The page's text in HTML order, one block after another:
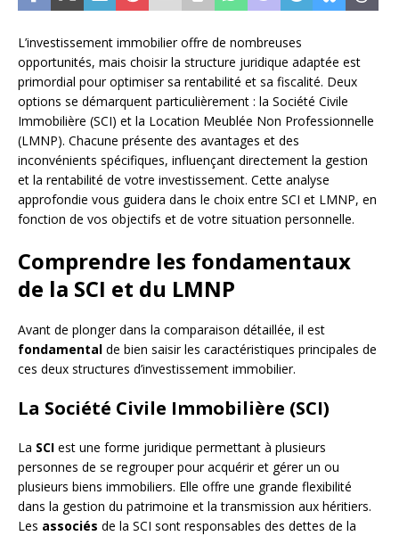
L’investissement immobilier offre de nombreuses
opportunités, mais choisir la structure juridique adaptée est
primordial pour optimiser sa rentabilité et sa fiscalité. Deux
options se démarquent particulièrement : la Société Civile
Immobilière (SCI) et la Location Meublée Non Professionnelle
(LMNP). Chacune présente des avantages et des
inconvénients spécifiques, influençant directement la gestion
et la rentabilité de votre investissement. Cette analyse
approfondie vous guidera dans le choix entre SCI et LMNP, en
fonction de vos objectifs et de votre situation personnelle.
Comprendre les fondamentaux
de la SCI et du LMNP
Avant de plonger dans la comparaison détaillée, il est
fondamental de bien saisir les caractéristiques principales de
ces deux structures d’investissement immobilier.
La Société Civile Immobilière (SCI)
La SCI est une forme juridique permettant à plusieurs
personnes de se regrouper pour acquérir et gérer un ou
plusieurs biens immobiliers. Elle offre une grande flexibilité
dans la gestion du patrimoine et la transmission aux héritiers.
Les associés de la SCI sont responsables des dettes de la